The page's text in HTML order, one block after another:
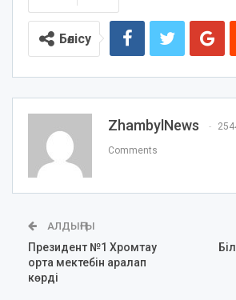
Бөлісу
ZhambylNews
Comments
АЛДЫҢҒЫ
Президент №1 Хромтау
орта мектебін аралап
көрді